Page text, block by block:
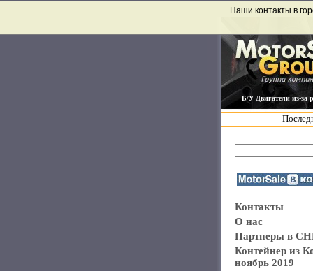
Б/У Двигатели из-за
Наши контакты в
Контакты
О нас
Партнеры в
Контейнер из
ноябрь 2019